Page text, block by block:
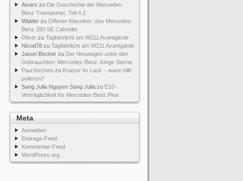
Aivars zu Die Geschichte der Mercedes-
Benz Transporter, Teil 4.2
Widder zu Offener Klassiker: das Mercedes-
Benz 280 SE Cabriolet
Oliver zu Tagfahrlicht am W211 Avantgarde
Nicod78 zu Tagfahrlicht am W211 Avantgarde
Jason Becker zu Der Neuwagen unter den
Gebrauchten: Mercedes-Benz Junge Sterne
Paul Kersten zu Kratzer im Lack – wann hilft
polieren?
Sang Julia Nguyen Sang Julia zu E10-
Verträglichkeit für Mercedes-Benz Pkw
Meta
Anmelden
Eintrags-Feed
Kommentar-Feed
WordPress.org